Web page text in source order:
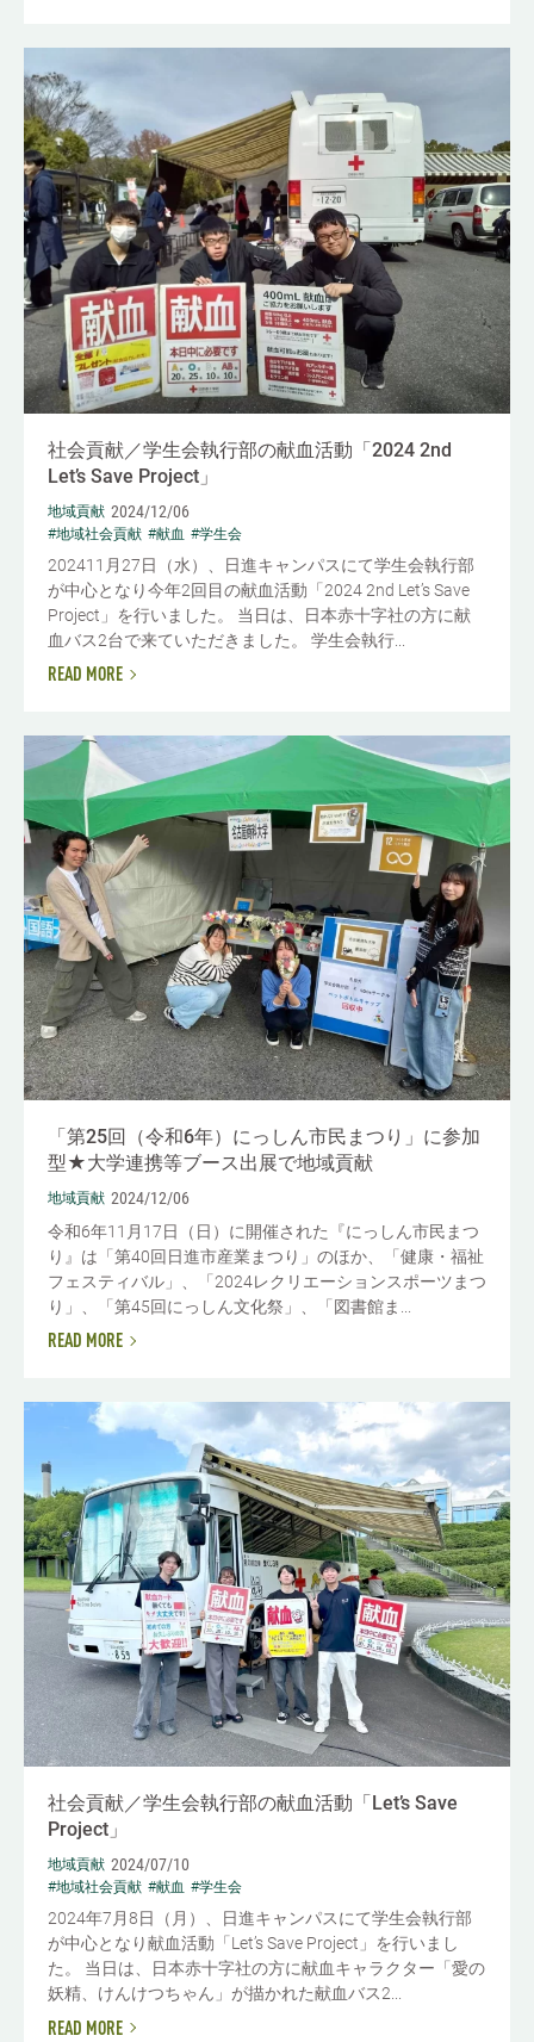
社会貢献／学生会執行部の献血活動「2024 2nd
Let’s Save Project」
地域貢献 2024/12/06
#地域社会貢献 #献血 #学生会
202411月27日（水）、日進キャンパスにて学生会執行部
が中心となり今年2回目の献血活動「2024 2nd Let’s Save
Project」を行いました。 当日は、日本赤十字社の方に献
血バス2台で来ていただきました。 学生会執行...
READ MORE
「第25回（令和6年）にっしん市民まつり」に参加
型★大学連携等ブース出展で地域貢献
地域貢献 2024/12/06
令和6年11月17日（日）に開催された『にっしん市民まつ
り』は「第40回日進市産業まつり」のほか、「健康・福祉
フェスティバル」、「2024レクリエーションスポーツまつ
り」、「第45回にっしん文化祭」、「図書館ま...
READ MORE
社会貢献／学生会執行部の献血活動「Let’s Save
Project」
地域貢献 2024/07/10
#地域社会貢献 #献血 #学生会
2024年7月8日（月）、日進キャンパスにて学生会執行部
が中心となり献血活動「Let’s Save Project」を行いまし
た。 当日は、日本赤十字社の方に献血キャラクター「愛の
妖精、けんけつちゃん」が描かれた献血バス2...
READ MORE